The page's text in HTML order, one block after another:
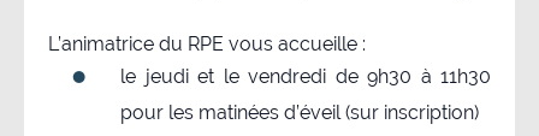
L’animatrice du RPE vous accueille :
le jeudi et le vendredi de 9h30 à 11h30
pour les matinées d’éveil (sur inscription)